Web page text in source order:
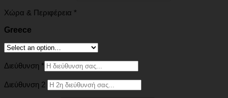
Χώρα & Περιφέρεια *
Greece
Διεύθυνση *
Διεύθυνση 2